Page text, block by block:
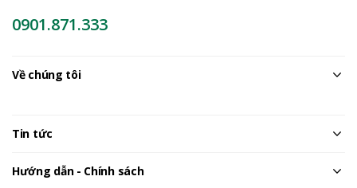
0901.871.333
Về chúng tôi
Tin tức
Hướng dẫn - Chính sách